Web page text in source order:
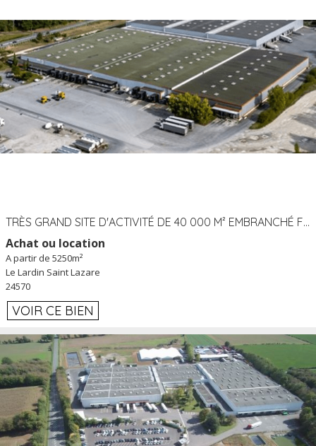
TRÈS GRAND SITE D'ACTIVITÉ DE 40 000 M² EMBRANCHÉ FER AU LARDIN SAINT LAZARE (24) PROCHE A89 À LOUER
Achat ou location
A partir de 5250m²
Le Lardin Saint Lazare
24570
VOIR CE BIEN